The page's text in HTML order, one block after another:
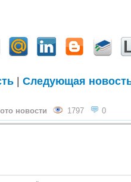
| Следующая
новости 1797 0